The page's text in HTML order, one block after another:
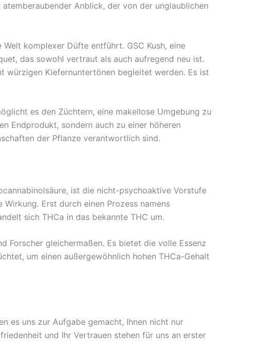
Anblick, der von der unglaublichen
komplexer Düfte entführt. GSC Kush, eine
das sowohl vertraut als auch aufregend neu ist.
würzigen Kiefernuntertönen begleitet werden. Es ist
es den Züchtern, eine makellose Umgebung zu
Endprodukt, sondern auch zu einer höheren
der Pflanze verantwortlich sind.
ist die nicht-psychoaktive Vorstufe
Erst durch einen Prozess namens
sich THCa in das bekannte THC um.
Forscher gleichermaßen. Es bietet die volle Essenz
um einen außergewöhnlich hohen THCa-Gehalt
es uns zur Aufgabe gemacht, Ihnen nicht nur
und Ihr Vertrauen stehen für uns an erster